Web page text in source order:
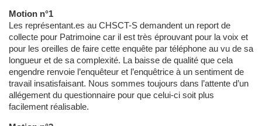
Motion n°1
Les représentant.es au CHSCT-S demandent un report de
collecte pour Patrimoine car il est très éprouvant pour la voix et
pour les oreilles de faire cette enquête par téléphone au vu de sa
longueur et de sa complexité. La baisse de qualité que cela
engendre renvoie l’enquêteur et l’enquêtrice à un sentiment de
travail insatisfaisant. Nous sommes toujours dans l’attente d’un
allégement du questionnaire pour que celui-ci soit plus
facilement réalisable.